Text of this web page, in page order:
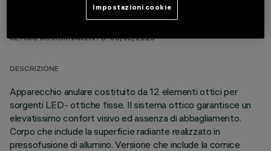
DATI TECNICI
ULTIMO AGGIORNAMENTO: 06/08/2026
DESCRIZIONE
Apparecchio anulare costituito da 12 elementi ottici per
sorgenti LED- ottiche fisse. Il sistema ottico garantisce un
elevatissimo confort visivo ed assenza di abbagliamento.
Corpo che include la superficie radiante realizzato in
pressofusione di allumino. Versione che include la cornice
Impostazioni cookie